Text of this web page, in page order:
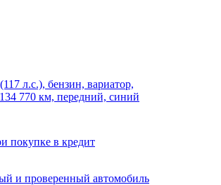
л.с.), бензин, вариатор,
770 км, передний, синий
покупке в кредит
и проверенный автомобиль